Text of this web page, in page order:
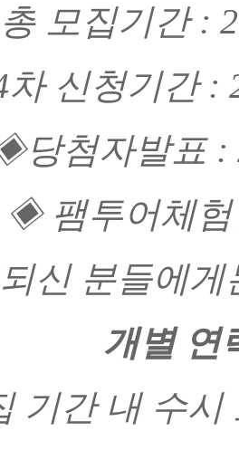
모집기간 :
신청기간 :
당첨자발표 :
◈ 팸투어체험
개별 연
기간 내 수시